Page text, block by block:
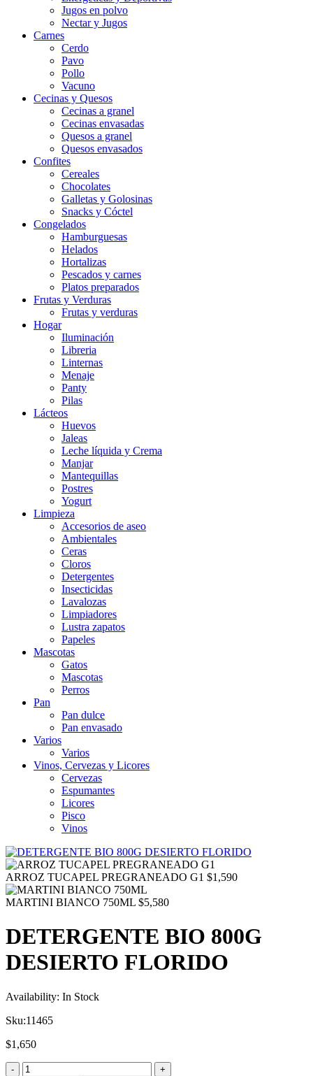
Jugos en polvo
Nectar y Jugos
Carnes
Cerdo
Pavo
Pollo
Vacuno
Cecinas y Quesos
Cecinas a granel
Cecinas envasadas
Quesos a granel
Quesos envasados
Confites
Cereales
Chocolates
Galletas y Golosinas
Snacks y Cóctel
Congelados
Hamburguesas
Helados
Hortalizas
Pescados y carnes
Platos preparados
Frutas y Verduras
Frutas y verduras
Hogar
Iluminación
Libreria
Linternas
Menaje
Panty
Pilas
Lácteos
Huevos
Jaleas
Leche líquida y Crema
Manjar
Mantequillas
Postres
Yogurt
Limpieza
Accesorios de aseo
Ambientales
Ceras
Cloros
Detergentes
Insecticidas
Lavalozas
Limpiadores
Lustra zapatos
Papeles
Mascotas
Gatos
Mascotas
Perros
Pan
Pan dulce
Pan envasado
Varios
Varios
Vinos, Cervezas y Licores
Cervezas
Espumantes
Licores
Pisco
Vinos
ARROZ TUCAPEL PREGRANEADO G1 $1,590
MARTINI BIANCO 750ML $5,580
DETERGENTE BIO 800G
DESIERTO FLORIDO
Availability: In Stock
Sku:11465
$1,650